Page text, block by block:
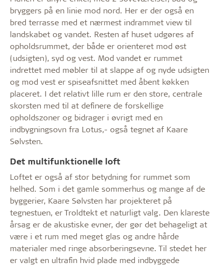
bryggers på en linie mod nord. Her er der også en
bred terrasse med et nærmest indrammet view til
landskabet og vandet. Resten af huset udgøres af
opholdsrummet, der både er orienteret mod øst
(udsigten), syd og vest. Mod vandet er rummet
indrettet med møbler til at slappe af og nyde udsigten
og mod vest er spiseafsnittet med åbent køkken
placeret. I det relativt lille rum er den store, centrale
skorsten med til at definere de forskellige
opholdszoner og bidrager i øvrigt med en
indbygningsovn fra Lotus,- også tegnet af Kaare
Sølvsten.
Det multifunktionelle loft
Loftet er også af stor betydning for rummet som
helhed. Som i det gamle sommerhus og mange af de
byggerier, Kaare Sølvsten har projekteret på
tegnestuen, er Troldtekt et naturligt valg. Den klareste
årsag er de akustiske evner, der gør det behageligt at
være i et rum med meget glas og andre hårde
materialer med ringe absorberingsevne. Til stedet her
er valgt en ultrafin hvid plade med indbyggede